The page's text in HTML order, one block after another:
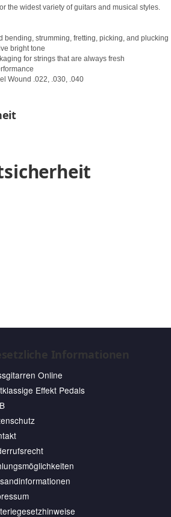
the widest variety of guitars and musical styles.
bending, strumming, fretting, picking, and plucking
bright tone
for strings that are always fresh
Wound .022, .030, .040
Informationen
Online
Effekt Pedals